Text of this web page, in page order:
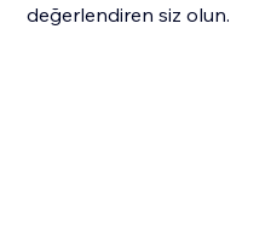
değerlendiren siz olun.